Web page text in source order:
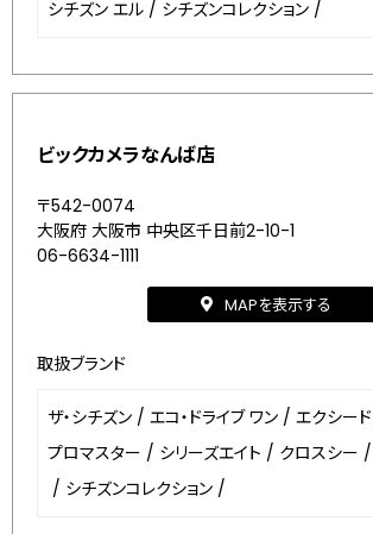
シチズン エル / シチズンコレクション /
ビックカメラなんば店
〒542-0074
大阪府 大阪市 中央区千日前2-10-1
06-6634-1111
MAPを表示する
取扱ブランド
ザ・シチズン / エコ・ドライブ ワン / エクシード
プロマスター / シリーズエイト / クロスシー /
/ シチズンコレクション /